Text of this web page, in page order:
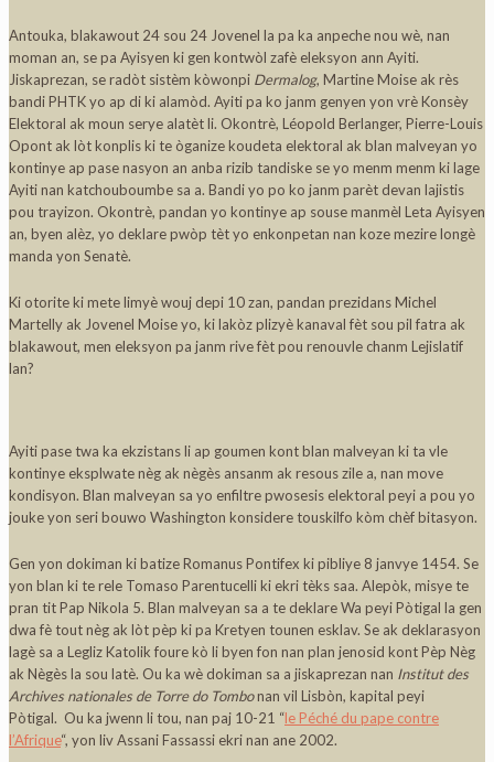
Antouka, blakawout 24 sou 24 Jovenel la pa ka anpeche nou wè, nan
moman an, se pa Ayisyen ki gen kontwòl zafè eleksyon ann Ayiti.
Jiskaprezan, se radòt sistèm kòwonpi Dermalog, Martine Moise ak rès
bandi PHTK yo ap di ki alamòd. Ayiti pa ko janm genyen yon vrè Konsèy
Elektoral ak moun serye alatèt li. Okontrè, Léopold Berlanger, Pierre-Louis
Opont ak lòt konplis ki te òganize koudeta elektoral ak blan malveyan yo
kontinye ap pase nasyon an anba rizib tandiske se yo menm menm ki lage
Ayiti nan katchouboumbe sa a. Bandi yo po ko janm parèt devan lajistis
pou trayizon. Okontrè, pandan yo kontinye ap souse manmèl Leta Ayisyen
an, byen alèz, yo deklare pwòp tèt yo enkonpetan nan koze mezire longè
manda yon Senatè.
Ki otorite ki mete limyè wouj depi 10 zan, pandan prezidans Michel
Martelly ak Jovenel Moise yo, ki lakòz plizyè kanaval fèt sou pil fatra ak
blakawout, men eleksyon pa janm rive fèt pou renouvle chanm Lejislatif
lan?
Ayiti pase twa ka ekzistans li ap goumen kont blan malveyan ki ta vle
kontinye eksplwate nèg ak nègès ansanm ak resous zile a, nan move
kondisyon. Blan malveyan sa yo enfiltre pwosesis elektoral peyi a pou yo
jouke yon seri bouwo Washington konsidere touskilfo kòm chèf bitasyon.
Gen yon dokiman ki batize Romanus Pontifex ki pibliye 8 janvye 1454. Se
yon blan ki te rele Tomaso Parentucelli ki ekri tèks saa. Alepòk, misye te
pran tit Pap Nikola 5. Blan malveyan sa a te deklare Wa peyi Pòtigal la gen
dwa fè tout nèg ak lòt pèp ki pa Kretyen tounen esklav. Se ak deklarasyon
lagè sa a Legliz Katolik foure kò li byen fon nan plan jenosid kont Pèp Nèg
ak Nègès la sou latè. Ou ka wè dokiman sa a jiskaprezan nan Institut des
Archives nationales de Torre do Tombonan vil Lisbòn, kapital peyi
Pòtigal. Ou ka jwenn li tou, nan paj 10-21 “le Péché du pape contre
l’Afrique“, yon liv Assani Fassassi ekri nan ane 2002.